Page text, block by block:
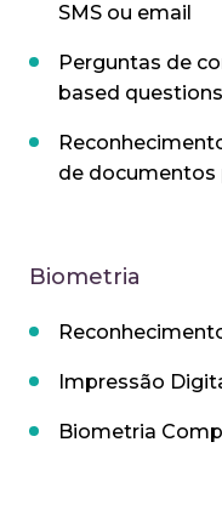
SMS ou email
Perguntas de
based
de documentos
Biometria
Impressão
Biometria